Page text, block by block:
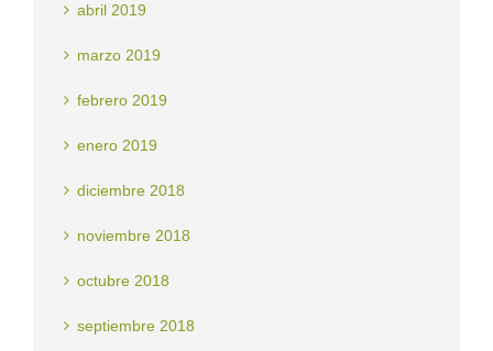
abril 2019
marzo 2019
febrero 2019
enero 2019
diciembre 2018
noviembre 2018
octubre 2018
septiembre 2018